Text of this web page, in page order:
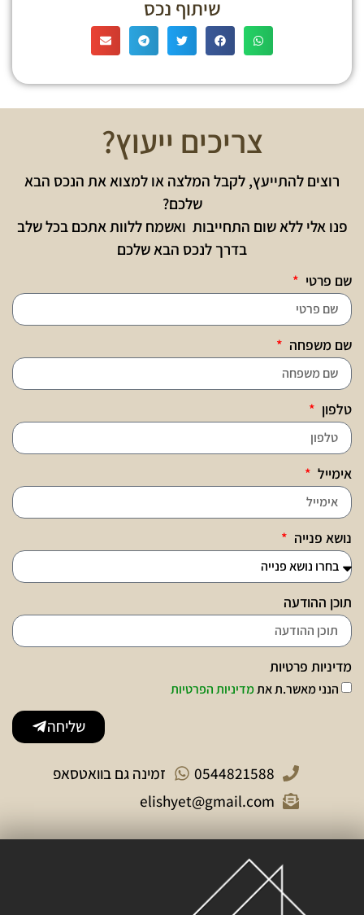
שיתוף נכס
צריכים ייעוץ?
רוצים להתייעץ, לקבל המלצה או למצוא את הנכס הבא
שלכם?
פנו אלי ללא שום התחייבות ואשמח ללוות אתכם בכל שלב
בדרך לנכס הבא שלכם
שם פרטי
שם משפחה
טלפון
אימייל
נושא פנייה
תוכן ההודעה
מדיניות פרטיות
הנני מאשר.ת אתמדיניות הפרטיות
שליחה
0544821588
זמינה גם בוואטסאפ
elishyet@gmail.com